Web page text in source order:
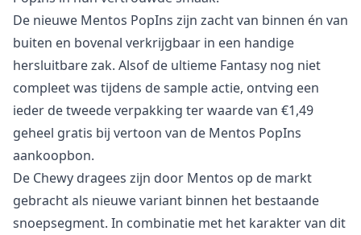
De nieuwe Mentos PopIns zijn zacht van binnen én van
buiten en bovenal verkrijgbaar in een handige
hersluitbare zak. Alsof de ultieme Fantasy nog niet
compleet was tijdens de sample actie, ontving een
ieder de tweede verpakking ter waarde van €1,49
geheel gratis bij vertoon van de Mentos PopIns
aankoopbon.
De Chewy dragees zijn door Mentos op de markt
gebracht als nieuwe variant binnen het bestaande
snoepsegment. In combinatie met het karakter van dit